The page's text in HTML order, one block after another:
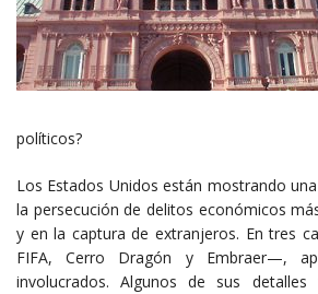
políticos?
Los Estados Unidos están mostrando
la persecución de delitos económicos
y en la captura de extranjeros. En tres
FIFA, Cerro Dragón y Embraer—,
involucrados. Algunos de sus